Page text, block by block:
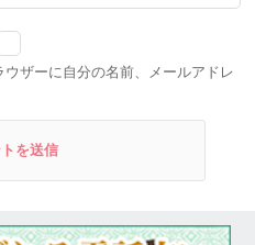
ザーに自分の名前、メールアドレ